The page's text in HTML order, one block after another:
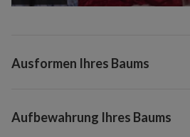
Ausformen Ihres Baums
Aufbewahrung Ihres Baums